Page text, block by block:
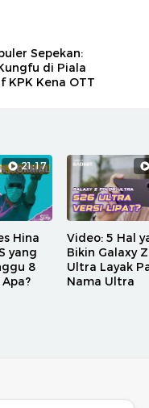
Sepekan:
di Piala
KPK Kena OTT
21:17
Hina
yang
8
Video: 5 Hal
Bikin Galaxy
Ultra Layak
Nama Ultra